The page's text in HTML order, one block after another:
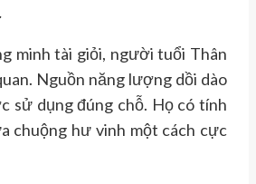
minh tài giỏi, người tuổi Thân
Nguồn năng lượng dồi dào
sử dụng đúng chỗ. Họ có tính
chuộng hư vinh một cách cực